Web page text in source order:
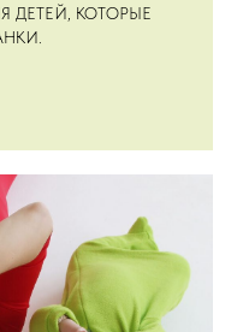
ДЕТЕЙ, КОТОРЫЕ